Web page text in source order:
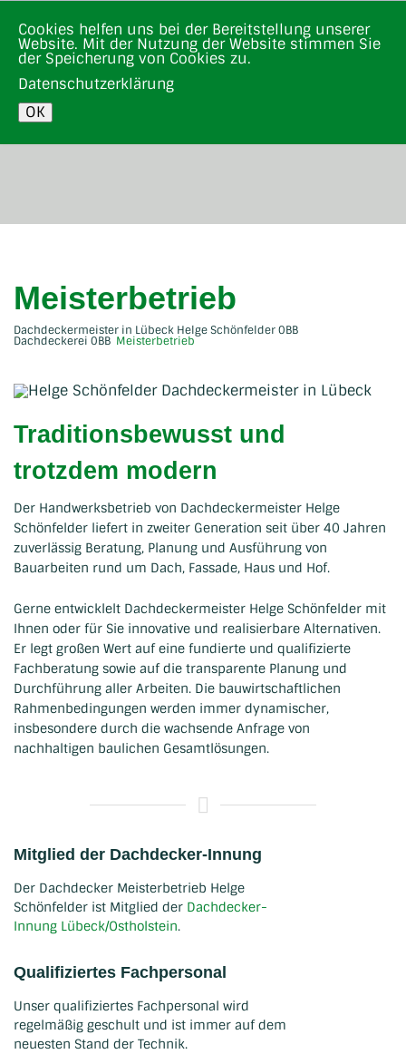
Cookies helfen uns bei der Bereitstellung unserer
Website. Mit der Nutzung der Website stimmen Sie
der Speicherung von Cookies zu.
Datenschutzerklärung
OK
Tel.: (0451) 499
15 02
MENU
Meisterbetrieb
Dachdeckermeister in Lübeck Helge Schönfelder
Dachdeckerei Meisterbetrieb
Traditionsbewusst und
trotzdem modern
Der Handwerksbetrieb von Dachdeckermeister Helge
Schönfelder liefert in zweiter Generation seit über 40 Jahren
zuverlässig Beratung, Planung und Ausführung von
Bauarbeiten rund um Dach, Fassade, Haus und Hof.
Gerne entwicklelt Dachdeckermeister Helge Schönfelder mit
Ihnen oder für Sie innovative und realisierbare Alternativen.
Er legt großen Wert auf eine fundierte und qualifizierte
Fachberatung sowie auf die transparente Planung und
Durchführung aller Arbeiten. Die bauwirtschaftlichen
Rahmenbedingungen werden immer dynamischer,
insbesondere durch die wachsende Anfrage von
nachhaltigen baulichen Gesamtlösungen.
Mitglied der Dachdecker-Innung
Der Dachdecker Meisterbetrieb Helge
Schönfelder ist Mitglied der Dachdecker-
Innung Lübeck/Ostholstein.
Qualifiziertes Fachpersonal
Unser qualifiziertes Fachpersonal wird
regelmäßig geschult und ist immer auf dem
neuesten Stand der Technik.